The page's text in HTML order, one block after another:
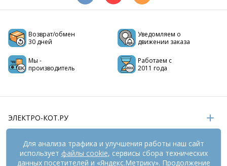
Возврат/обмен
30 дней
Уведомляем о
движении заказа
Мы -
производитель
Работаем с
2011 года
ЭЛЕКТРО-КОТ.РУ
ИНФОРМАЦИЯ
РЕКВИЗИТЫ
Для анализа трафика и улучшения работы наш сайт
использует файлы cookie, сервисы сбора технических
данных посетителей и «Яндекс.Метрику». Продолжение